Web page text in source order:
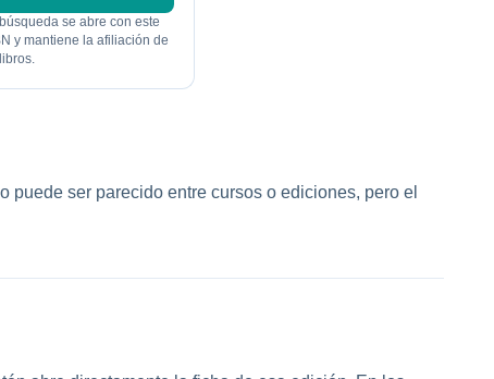
se abre con este
y mantiene la afiliación de
ser parecido entre cursos o ediciones, pero el